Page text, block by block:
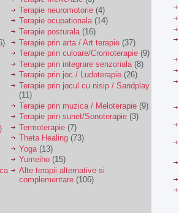
Terapie neuromotorie (4)
Terapie ocupationala(14)
Terapie posturala (16)
Terapie prin arta / Art terapie (37)
Terapie prin culoare/Cromoterapie (9)
Terapie prin integrare senzoriala (8)
Terapie prin joc / Ludoterapie (26)
Terapie prin jocul cu nisip / Sandplay
(11)
Terapie prin muzica / Meloterapie (9)
Terapie prin sunet/Sonoterapie (3)
Termoterapie (7)
Theta Healing (73)
Yoga (13)
Yumeiho (15)
Alte terapii alternative si
complementare (106)